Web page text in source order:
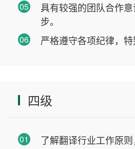
05
具有较强的团队合作
步。
06 严格遵守各项纪律，特
四级
01 了解翻译行业工作原